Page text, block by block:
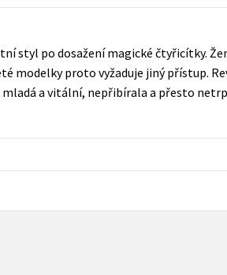
pro dospělé
Zahraniční literatura
Zdraví a životní styl
styl po dosažení magické čtyřicítky.
modelky proto vyžaduje jiný přístup.
a vitální, nepřibírala a přesto